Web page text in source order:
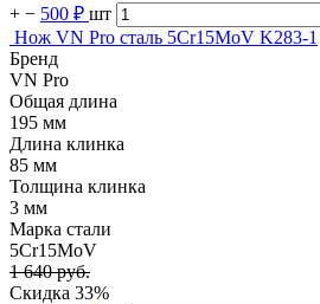
+ − 500 ₽ шт
Нож VN Pro сталь 5Cr15MoV K283-1
Бренд
VN Pro
Общая длина
195 мм
Длина клинка
85 мм
Толщина клинка
3 мм
Марка стали
5Cr15MoV
1 640 руб.
Скидка 33%